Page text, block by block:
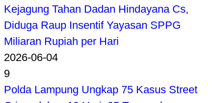
Kejagung Tahan Dadan Hindayana Cs,
Diduga Raup Insentif Yayasan SPPG
Miliaran Rupiah per Hari
2026-06-04
9
Polda Lampung Ungkap 75 Kasus Street